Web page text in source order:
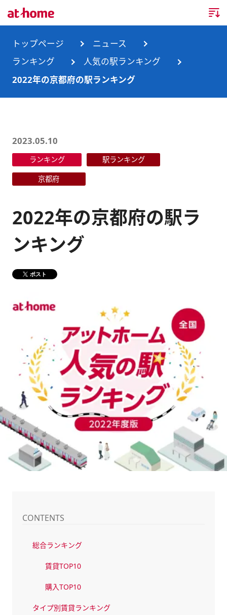
トップページ
企業情報
事業所・グループ会社
サステナビリティ
ランキング
不動産業務支援サービス
障がい者採用情報
トップページ
ニュース
ランキング
人気の駅ランキング
2022年の京都府の駅ランキング
2023.05.10
ランキング
駅ランキング
京都府
2022年の京都府の駅ラ
ンキング
ポスト
CONTENTS
総合ランキング
賃貸TOP10
購入TOP10
タイプ別賃貸ランキング